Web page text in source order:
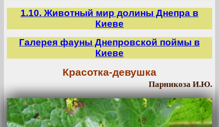
1.10. Животный мир долины Днепра в
Киеве
Галерея фауны Днепровской поймы в
Киеве
Красотка-девушка
Парникоза И.Ю.